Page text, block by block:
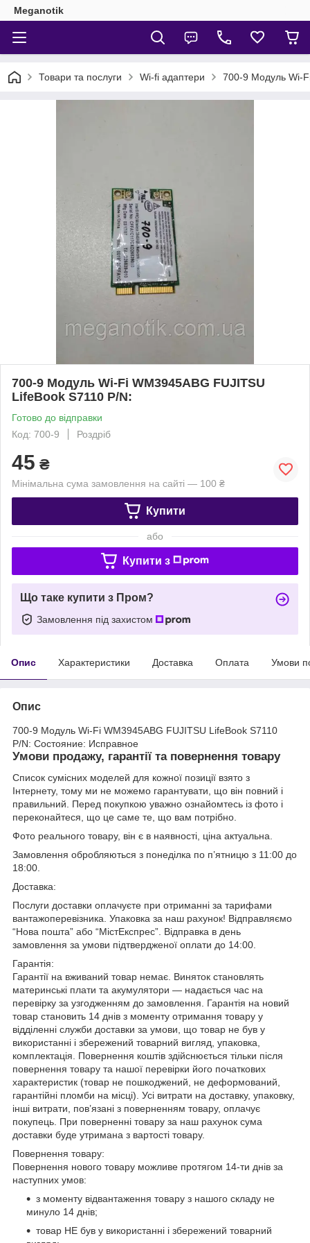
Meganotik
Товари та послуги Wi-fi адаптери 700-9 Модуль Wi-
700-9 Модуль Wi-Fi WM3945ABG FUJITSU
LifeBook S7110 P/N:
Готово до відправки
Код: 700-9
Роздріб
45 ₴
Мінімальна сума замовлення на сайті — 100 ₴
Купити
або
Купити з
Що таке купити з Пром?
Замовлення під захистом
Опис Характеристики Доставка Оплата Умови
Опис
700-9 Модуль Wi-Fi WM3945ABG FUJITSU LifeBook S7110
P/N: Состояние: Исправное
Умови продажу, гарантії та повернення товару
Список сумісних моделей для кожної позиції взято з
Інтернету, тому ми не можемо гарантувати, що він повний і
правильний. Перед покупкою уважно ознайомтесь із фото і
переконайтеся, що це саме те, що вам потрібно.
Фото реального товару, він є в наявності, ціна актуальна.
Замовлення обробляються з понеділка по п’ятницю з 11:00 до
18:00.
Доставка:
Послуги доставки оплачуєте при отриманні за тарифами
вантажоперевізника. Упаковка за наш рахунок! Відправляємо
“Нова пошта” або “МістЕкспрес”. Відправка в день
замовлення за умови підтвердженої оплати до 14:00.
Гарантія:
Гарантії на вживаний товар немає. Виняток становлять
материнські плати та акумулятори — надається час на
перевірку за узгодженням до замовлення. Гарантія на новий
товар становить 14 днів з моменту отримання товару у
відділенні служби доставки за умови, що товар не був у
використанні і збережений товарний вигляд, упаковка,
комплектація. Повернення коштів здійснюється тільки після
повернення товару та нашої перевірки його початкових
характеристик (товар не пошкоджений, не деформований,
гарантійні пломби на місці). Усі витрати на доставку, упаковку,
інші витрати, пов’язані з поверненням товару, оплачує
покупець. При поверненні товару за наш рахунок сума
доставки буде утримана з вартості товару.
Повернення товару:
Повернення нового товару можливе протягом 14-ти днів за
наступних умов:
з моменту відвантаження товару з нашого складу не
минуло 14 днів;
товар НЕ був у використанні і збережений товарний